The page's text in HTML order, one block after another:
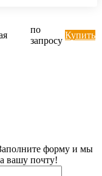
по
запросу
Купить
форму и мы
вашу почту!